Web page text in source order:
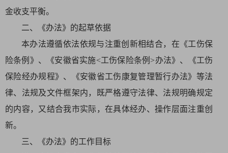
金收支平衡。
二、《办法》的起草依据
本办法遵循依法依规与注重创新相结合，在《工伤保
险条例》、《安徽省实施<工伤保险条例>办法》、《工伤
保险经办规程》、《安徽省工伤康复管理暂行办法》等法
律、法规及文件框架内，既严格遵守法律、法规明确规定
的内容，又结合我市实际，在具体经办、操作层面注重创
新。
三、《办法》的工作目标